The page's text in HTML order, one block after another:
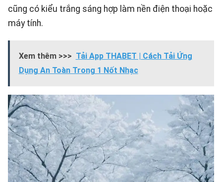
cũng có kiểu trắng sáng hợp làm nền điện thoại hoặc
máy tính.
Xem thêm >>> Tải App THABET | Cách Tải Ứng
Dụng An Toàn Trong 1 Nốt Nhạc